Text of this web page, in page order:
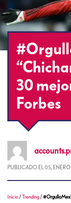
30
Forbes
PUBLICADO EL 05,
Inicio /Trending /